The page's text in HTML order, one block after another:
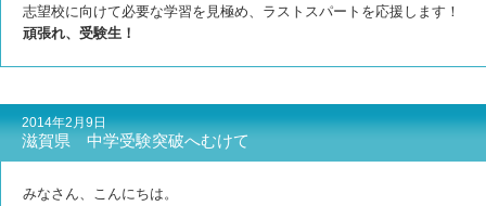
志望校に向けて必要な学習を見極め、ラストスパートを応援します！
頑張れ、受験生！
2014年2月9日
滋賀県 中学受験突破へむけて
みなさん、こんにちは。